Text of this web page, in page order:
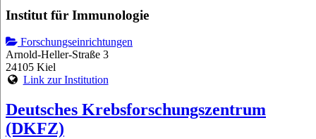
Institut für Immunologie
Forschungseinrichtungen
Arnold-Heller-Straße 3
24105 Kiel
Link zur Institution
Deutsches Krebsforschungszentrum
(DKFZ)